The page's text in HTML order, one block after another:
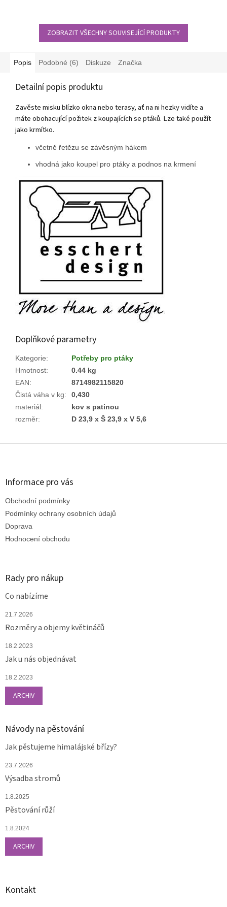
ZOBRAZIT VŠECHNY SOUVISEJÍCÍ PRODUKTY
Popis Podobné (6) Diskuze Značka
Detailní popis produktu
Zavěste misku blízko okna nebo terasy, ať na ni hezky vidíte a
máte obohacující požitek z koupajících se ptáků. Lze také použít
jako krmítko.
včetně řetězu se závěsným hákem
vhodná jako koupel pro ptáky a podnos na krmení
Doplňkové parametry
Kategorie:
Potřeby pro ptáky
Hmotnost:
0.44 kg
EAN:
8714982115820
Čistá váha v kg:
0,430
materiál:
kov s patinou
rozměr: D 23,9 x Š 23,9 x V 5,6
Z
Informace pro vás
Obchodní podmínky
Podmínky ochrany osobních údajů
Doprava
Hodnocení obchodu
Rady pro nákup
Co nabízíme
21.7.2026
Rozměry a objemy květináčů
18.2.2023
Jak u nás objednávat
18.2.2023
ARCHIV
Návody na pěstování
Jak pěstujeme himalájské břízy?
23.7.2026
Výsadba stromů
1.8.2025
Pěstování růží
1.8.2024
ARCHIV
Kontakt